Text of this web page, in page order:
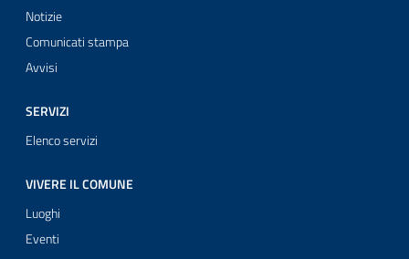
Notizie
Comunicati stampa
Avvisi
SERVIZI
Elenco servizi
VIVERE IL COMUNE
Luoghi
Eventi